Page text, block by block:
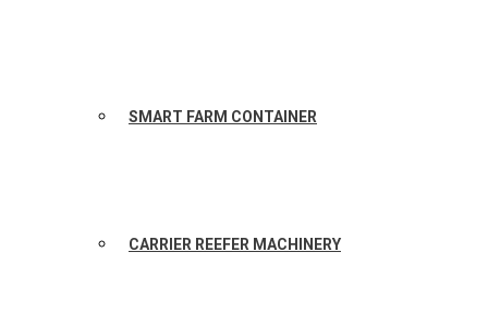
SMART FARM CONTAINER
CARRIER REEFER MACHINERY